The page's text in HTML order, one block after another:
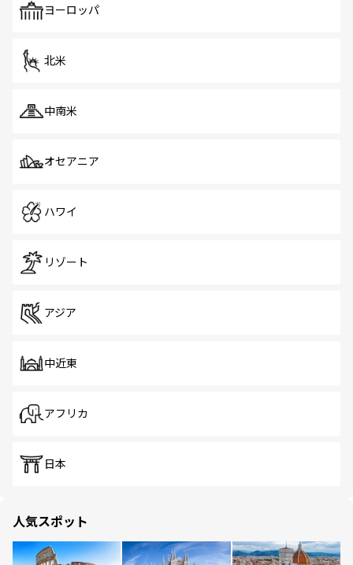
で、ホーカーズは地元の風情を楽しめる外せないスポット
ヨーロッパ
北米
中南米
オセアニア
ハワイ
リゾート
アジア
中近東
アフリカ
日本
人気スポット